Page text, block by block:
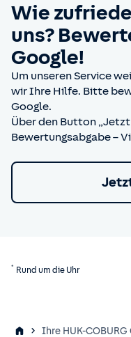
Wie
uns?
Google!
Um unseren Service
wir Ihre Hilfe. Bitte
Google.
Über den Button
Bewertungsabgabe –
* Rund um die Uhr
Ihre HUK-